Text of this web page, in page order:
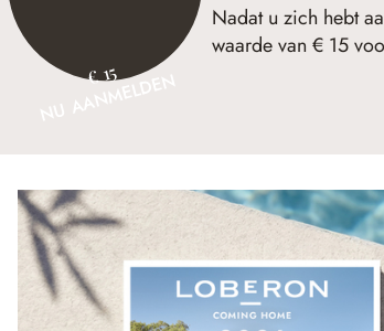
€ 15
NU AANMELDEN
Nadat u zich hebt
waarde van € 15